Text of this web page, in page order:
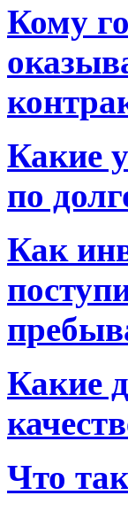
Кому
Какие
по
Как
Какие
Что